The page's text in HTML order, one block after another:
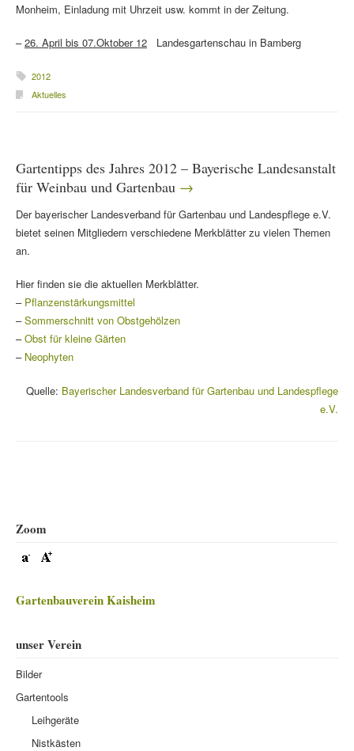
Monheim, Einladung mit Uhrzeit usw. kommt in der Zeitung.
–26. April bis 07.Oktober 12​ Landesgartenschau in Bamberg
2012
Aktuelles
Gartentipps des Jahres 2012 – Bayerische Landesanstalt
für Weinbau und Gartenbau
Der bayerischer Landesverband für Gartenbau und Landespflege e.V.
bietet seinen Mitgliedern verschiedene Merkblätter zu vielen Themen
an.
Hier finden sie die aktuellen Merkblätter.
– Pflanzenstärkungsmittel
–Sommerschnitt von Obstgehölzen
–Obst für kleine Gärten
– Neophyten
Quelle: Bayerischer Landesverband für Gartenbau und Landespflege
e.V.
Zoom
Gartenbauverein Kaisheim
unser Verein
Bilder
Gartentools
Leihgeräte
Nistkästen